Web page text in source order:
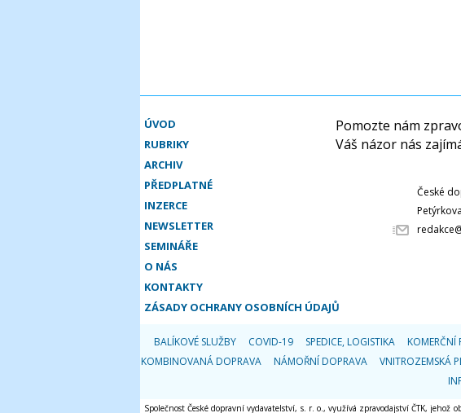
ÚVOD
RUBRIKY
ARCHIV
PŘEDPLATNÉ
INZERCE
NEWSLETTER
SEMINÁŘE
O NÁS
KONTAKTY
ZÁSADY OCHRANY OSOBNÍCH ÚDAJŮ
Pomozte nám
Váš názor nás
České
BALÍKOVÉ SLUŽBY COVID-19 SPEDICE, LOGISTIKA KOMERČNÍ
KOMBINOVANÁ DOPRAVA
NÁMOŘNÍ DOPRAVA VNITROZEMSKÁ
Společnost České dopravní vydavatelství, s. r. o., využívá zpravodajství ČTK,